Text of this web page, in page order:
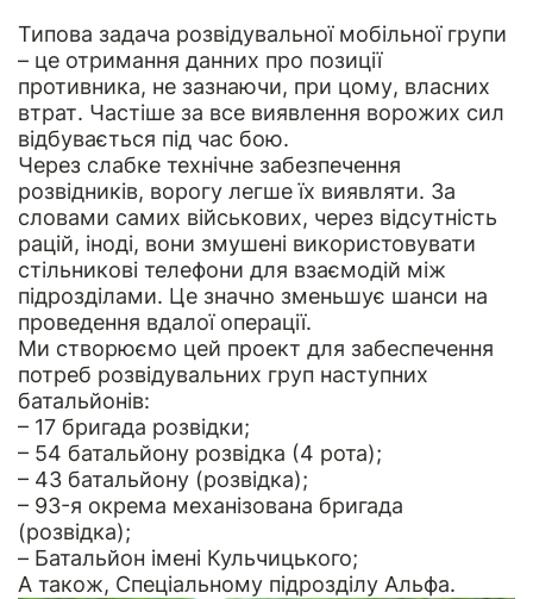
Типова задача розвідувальної мобільної групи
– це отримання данних про позиції
противника, не зазнаючи, при цому, власних
втрат. Частіше за все виявлення ворожих сил
відбувається під час бою.
Через слабке технічне забезпечення
розвідників, ворогу легше їх виявляти. За
словами самих військових, через відсутність
рацій, іноді, вони змушені використовувати
стільникові телефони для взаємодій між
підрозділами. Це значно зменьшує шанси на
проведення вдалої операції.
Ми створюємо цей проект для забеспечення
потреб розвідувальних груп наступних
батальйонів:
– 17 бригада розвідки;
– 54 батальйону розвідка (4 рота);
– 43 батальйону (розвідка);
– 93-я окрема механізована бригада
(розвідка);
– Батальйон імені Кульчицького;
А також, Спеціальному підрозділу Альфа.